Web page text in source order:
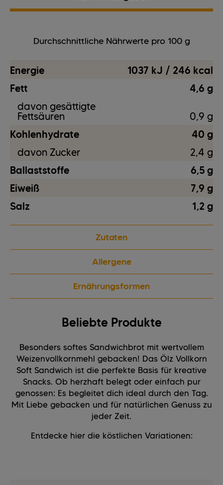
Durchschnittliche Nährwerte pro 100 g
Energie
1037 kJ / 246 kcal
Fett
4,6 g
davon gesättigte
Fettsäuren
0,9 g
Kohlenhydrate
40 g
davon Zucker
2,4 g
Ballaststoffe
6,5 g
Eiweiß
7,9 g
Salz
1,2 g
Zutaten
Allergene
Ernährungsformen
Beliebte Produkte
Besonders softes Sandwichbrot mit wertvollem
Weizenvollkornmehl gebacken! Das Ölz Vollkorn
Soft Sandwich ist die perfekte Basis für kreative
Snacks. Ob herzhaft belegt oder einfach pur
genossen: Es begleitet dich ideal durch den Tag.
Mit Liebe gebacken und für natürlichen Genuss zu
jeder Zeit.
Entdecke hier die köstlichen Variationen: